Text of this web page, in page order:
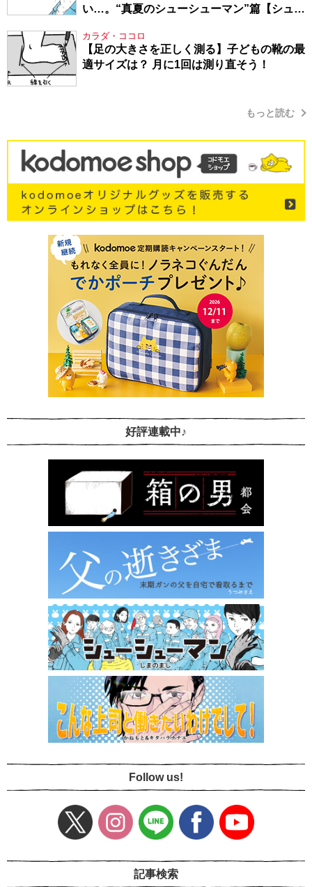
い…。“真夏のシューシューマン”篇【シュー
カラダ・ココロ
【足の大きさを正しく測る】子どもの靴の最
適サイズは？ 月に1回は測り直そう！
もっと読む
好評連載中♪
Follow us!
記事検索